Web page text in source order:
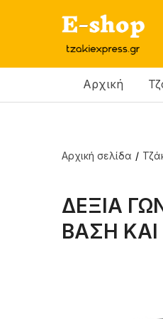
Αρχική
Αρχική σελίδα
ΔΕΞΙΑ
ΒΑΣΗ ΚΑΙ